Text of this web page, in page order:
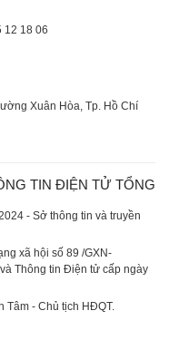
12 18 06
Xuân Hòa, Tp. Hồ Chí
TIN ĐIỆN TỬ TỔNG
- Sở thông tin và truyền
xã hội số 89 /GXN-
Thông tin Điện tử cấp ngày
Tâm - Chủ tịch HĐQT.